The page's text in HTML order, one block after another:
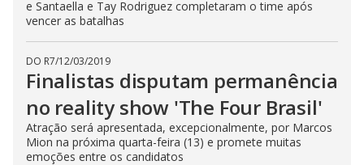
e Santaella e Tay Rodriguez completaram o time após
vencer as batalhas
DO R7/12/03/2019
Finalistas disputam permanência
no reality show 'The Four Brasil'
Atração será apresentada, excepcionalmente, por Marcos
Mion na próxima quarta-feira (13) e promete muitas
emoções entre os candidatos